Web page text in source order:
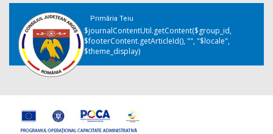
Primăria Teiu
$journalContentUtil.getContent($group_id,
$footerContent.getArticleId(), "", "$locale",
$theme_display)